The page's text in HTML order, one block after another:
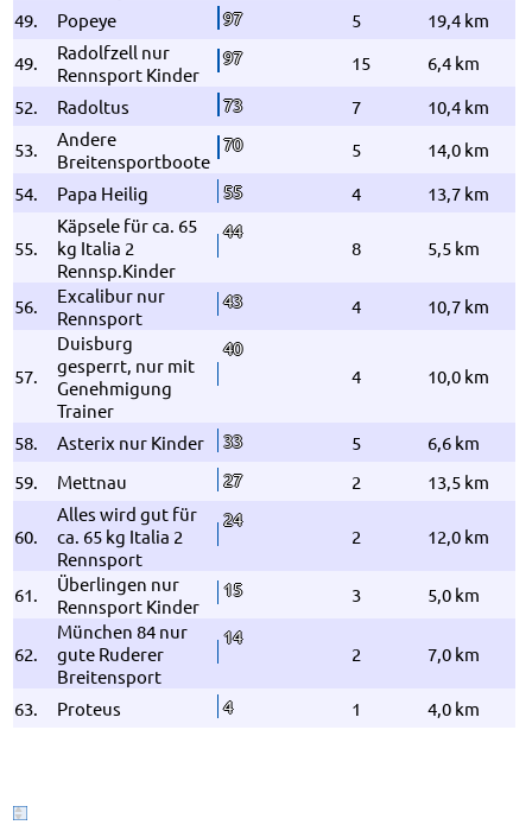
49. Popeye 97 5
19,4 km
49.
Radolfzell nur
Rennsport Kinder
97 15
6,4 km
52.
Radoltus 73 7
10,4 km
53.
Andere
Breitensportboote
70 5
14,0 km
54.
Papa Heilig 55 4 13,7 km
55.
Käpsele für ca. 65
kg Italia 2
Rennsp.Kinder
44
8 5,5 km
56.
Excalibur nur
Rennsport
43 4 10,7 km
57.
Duisburg
gesperrt, nur mit
Genehmigung
Trainer
40
4
10,0 km
58. Asterix nur Kinder 33 5
6,6 km
59.
Mettnau 27 2 13,5 km
60.
Alles wird gut für
ca. 65 kg Italia 2
Rennsport
24
2 12,0 km
61.
Überlingen nur
Rennsport Kinder
15 3 5,0 km
62.
München 84 nur
gute Ruderer
Breitensport
14
2 7,0 km
63. Proteus 4 1 4,0 km